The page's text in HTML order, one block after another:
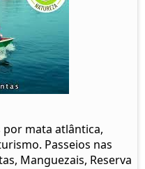
por mata atlântica,
Passeios nas
Manguezais, Reserva